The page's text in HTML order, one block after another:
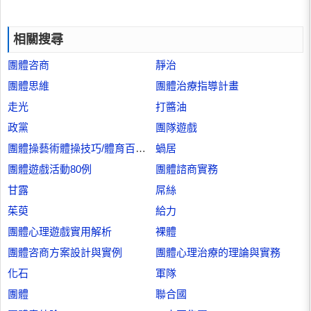
相關搜尋
團體咨商
靜治
團體思維
團體治療指導計畫
走光
打醬油
政黨
團隊遊戲
團體操藝術體操技巧/體育百科大全
蝸居
團體遊戲活動80例
團體諮商實務
甘露
屌絲
茱萸
給力
團體心理遊戲實用解析
裸體
團體咨商方案設計與實例
團體心理治療的理論與實務
化石
軍隊
團體
聯合國